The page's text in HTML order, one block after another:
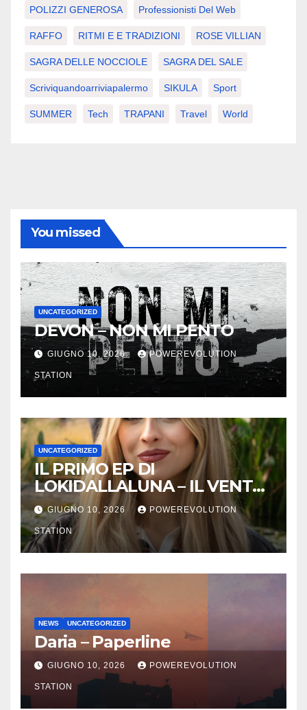
POLIZZI GENEROSA Professionisti Del Web
RAFFO RITMI E E TRADIZIONI ROSE VILLIAN
SAGRA DELLE NOCCIOLE SAGRA DEL SALE
Scriviquandoarriviapalermo SIKULA Sport
SUMMER Tech TRAPANI Travel World
You missed
UNCATEGORIZED
DEVON – NON MI PENTO
GIUGNO 10, 2026 POWEREVOLUTION
STATION
UNCATEGORIZED
IL PRIMO EP DI
LOKIDALLALUNA – IL VENTO
SCAPPA SE T’INNAMORI
GIUGNO 10, 2026 POWEREVOLUTION
STATION
NEWS UNCATEGORIZED
Daria – Paperline
GIUGNO 10, 2026 POWEREVOLUTION
STATION